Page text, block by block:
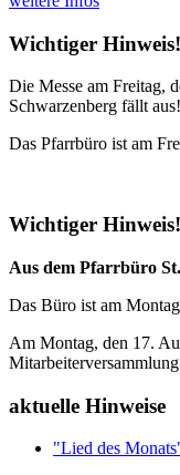
Wichtiger Hinweis!
Die Messe am Freitag,
Schwarzenberg fällt aus!
Das Pfarrbüro ist am
Wichtiger Hinweis!
Aus dem Pfarrbüro
Das Büro ist am
Am Montag, den 17.
aktuelle Hinweise
"Lied des